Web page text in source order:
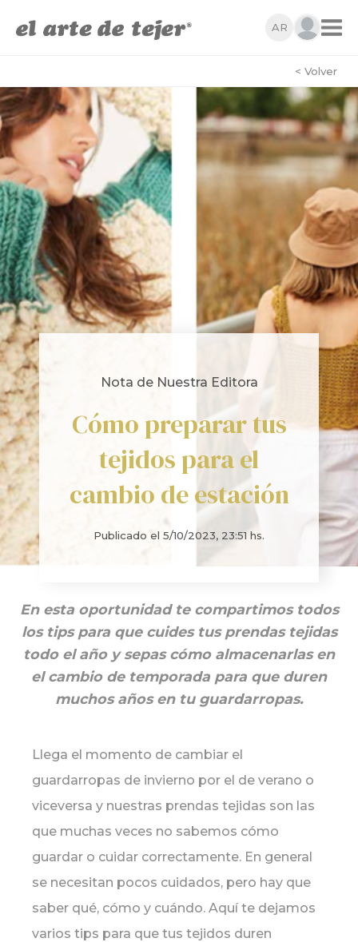
AR
< Volver
Nota de Nuestra Editora
Cómo preparar tus
tejidos para el
cambio de estación
Publicado el 5/10/2023, 23:51 hs.
En esta oportunidad te compartimos todos
los tips para que cuides tus prendas tejidas
todo el año y sepas cómo almacenarlas en
el cambio de temporada para que duren
muchos años en tu guardarropas.
Llega el momento de cambiar el
guardarropas de invierno por el de verano o
viceversa y nuestras prendas tejidas son las
que muchas veces no sabemos cómo
guardar o cuidar correctamente. En general
se necesitan pocos cuidados, pero hay que
saber qué, cómo y cuándo. Aquí te dejamos
varios tips para que tus tejidos duren